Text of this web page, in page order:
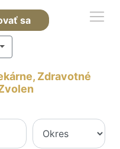
sa
Zdravotné